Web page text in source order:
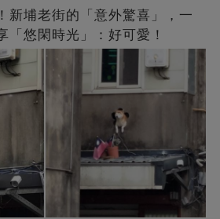
新埔老街的「意外驚喜」，一
「悠閑時光」：好可愛！